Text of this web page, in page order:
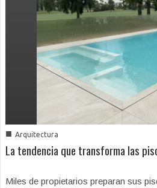
■ Arquitectura
La tendencia que transforma las
Miles de propietarios preparan sus